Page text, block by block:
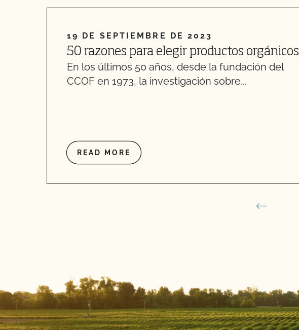
19 DE SEPTIEMBRE DE 2023
50 razones para elegir productos orgánicos
En los últimos 50 años, desde la fundación del
CCOF en 1973, la investigación sobre...
READ MORE